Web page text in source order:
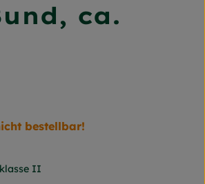
ca.
bestellbar!
II